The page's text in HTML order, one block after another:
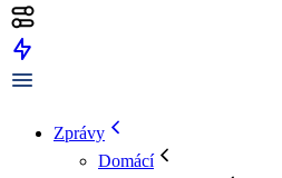
Zprávy
Domácí